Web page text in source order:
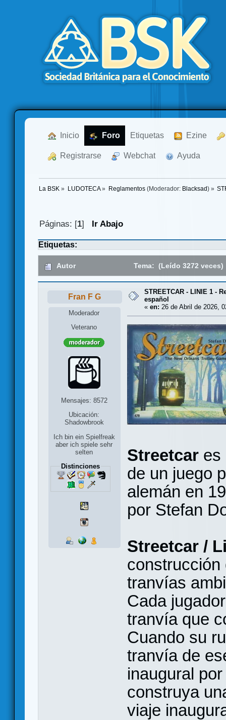
Inicio Foro Etiquetas Ezine
Registrarse Webchat Ayuda
La BSK » LUDOTECA» Reglamentos(Moderador: Blacksad ) »
Páginas: [1] Ir Abajo
Etiquetas:
Autor Tema: (Leído 3272 veces)
Fran F G
Moderador
Veterano
Mensajes: 8572
Ubicación:
Shadowbrook
Ich bin ein Spielfreak
aber ich spiele sehr
selten
Distinciones
STREETCAR - LINIE 1 -
español
« en: 26 de Abril de 2026,
Streetcar es
de un juego
alemán en
por Stefan
Streetcar /
tranvías
Cada
tranvía que
Cuando su
tranvía de
inaugural
construya
viaje